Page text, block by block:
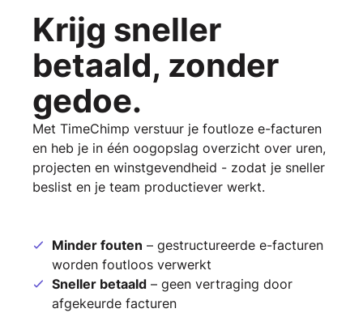
Krijg sneller
betaald, zonder
gedoe.
Met TimeChimp verstuur je foutloze e-facturen
en heb je in één oogopslag overzicht over uren,
projecten en winstgevendheid - zodat je sneller
beslist en je team productiever werkt.
Minder fouten – gestructureerde e-facturen
worden foutloos verwerkt
Sneller betaald – geen vertraging door
afgekeurde facturen